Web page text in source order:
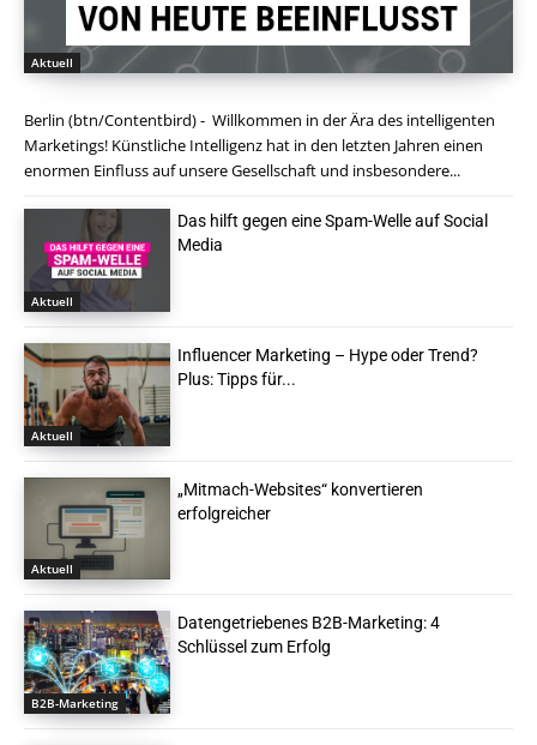
Aktuell
Berlin (btn/Contentbird) - Willkommen in der Ära des intelligenten
Marketings! Künstliche Intelligenz hat in den letzten Jahren einen
enormen Einfluss auf unsere Gesellschaft und insbesondere...
Aktuell
Das hilft gegen eine Spam-Welle auf Social
Media
Aktuell
Influencer Marketing – Hype oder Trend?
Plus: Tipps für...
Aktuell
„Mitmach-Websites“ konvertieren
erfolgreicher
B2B-Marketing
Datengetriebenes B2B-Marketing: 4
Schlüssel zum Erfolg